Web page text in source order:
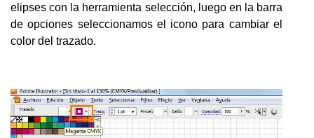
elipses con la herramienta selección, luego en la barra
de opciones seleccionamos el icono para cambiar el
color del trazado.